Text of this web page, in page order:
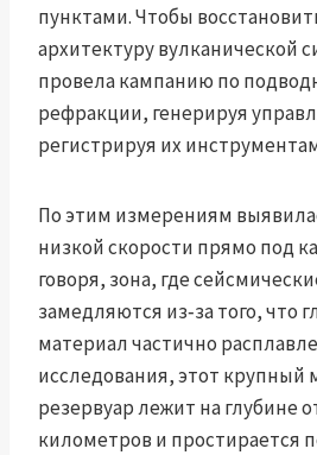
пунктами. Чтобы
архитектуру вулканической
провела кампанию по
рефракции, генерируя
регистрируя их
По этим измерениям
низкой скорости прямо под
говоря, зона, где
замедляются из‑за того, что
материал частично
исследования, этот крупный
резервуар лежит на глубине
километров и простирается